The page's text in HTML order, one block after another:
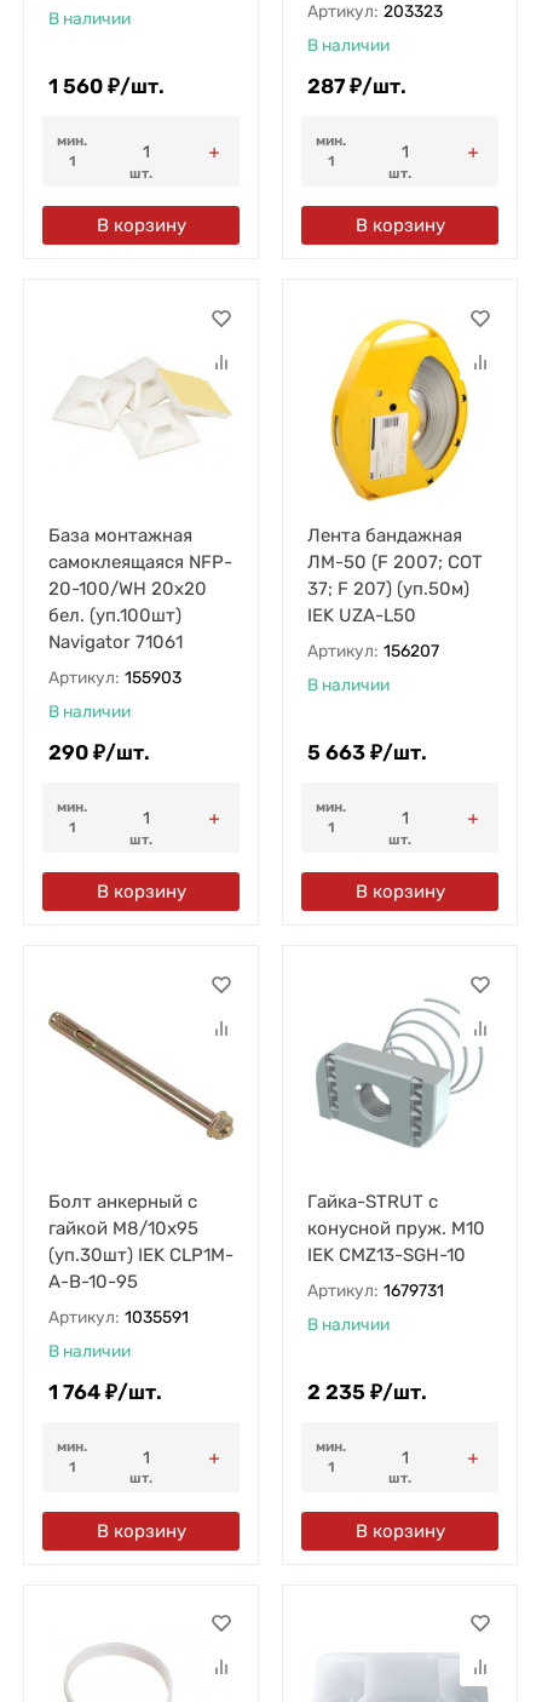
В наличии
1 560 ₽/шт.
мин.
1
шт.
В корзину
Артикул: 203323
В наличии
287 ₽/шт.
мин.
1
шт.
В корзину
База монтажная
самоклеящаяся NFP-
20-100/WH 20х20
бел. (уп.100шт)
Navigator 71061
Артикул: 155903
В наличии
290 ₽/шт.
мин.
1
шт.
В корзину
Лента бандажная
ЛМ-50 (F 2007; COT
37; F 207) (уп.50м)
IEK UZA-L50
Артикул: 156207
В наличии
5 663 ₽/шт.
мин.
1
шт.
В корзину
Болт анкерный с
гайкой М8/10х95
(уп.30шт) IEK CLP1M-
A-B-10-95
Артикул: 1035591
В наличии
1 764 ₽/шт.
мин.
1
шт.
В корзину
Гайка-STRUT с
конусной пруж. М10
IEK CMZ13-SGH-10
Артикул: 1679731
В наличии
2 235 ₽/шт.
мин.
1
шт.
В корзину